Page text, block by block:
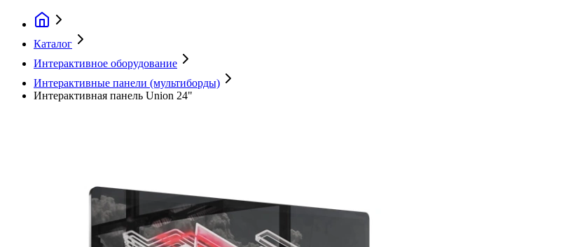
Каталог
Интерактивное оборудование
Интерактивные панели (мультиборды)
Интерактивная панель Union 24"